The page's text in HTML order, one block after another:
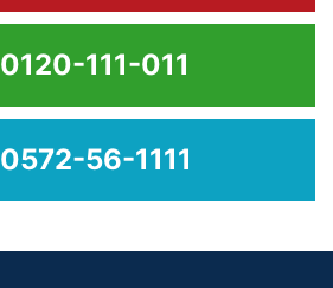
0120-111-011
0572-56-1111